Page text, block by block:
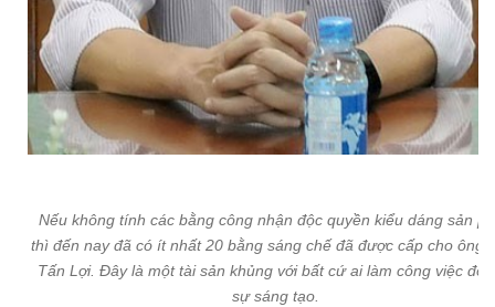
Nếu không tính các bằng công nhận độc quyền kiểu dáng sản
thì đến nay đã có ít nhất 20 bằng sáng chế đã được cấp cho ông
Tấn Lợi. Đây là một tài sản khủng với bất cứ ai làm công việc đòi
sự sáng tạo.